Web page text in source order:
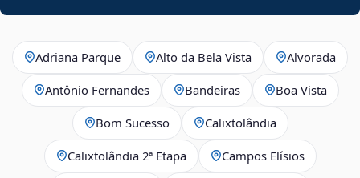
Adriana Parque Alto da Bela Vista Alvorada
Antônio Fernandes Bandeiras Boa Vista
Bom Sucesso Calixtolândia
Calixtolândia 2ª Etapa Campos Elísios